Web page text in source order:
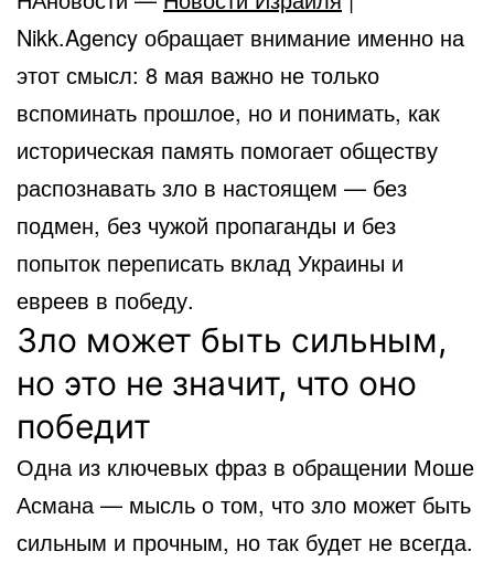
Nikk.Agency обращает внимание именно на
этот смысл: 8 мая важно не только
вспоминать прошлое, но и понимать, как
историческая память помогает обществу
распознавать зло в настоящем — без
подмен, без чужой пропаганды и без
попыток переписать вклад Украины и
евреев в победу.
Зло может быть сильным,
но это не значит, что оно
победит
Одна из ключевых фраз в обращении Моше
Асмана — мысль о том, что зло может быть
сильным и прочным, но так будет не всегда.